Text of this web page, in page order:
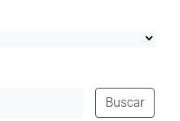
Buscar